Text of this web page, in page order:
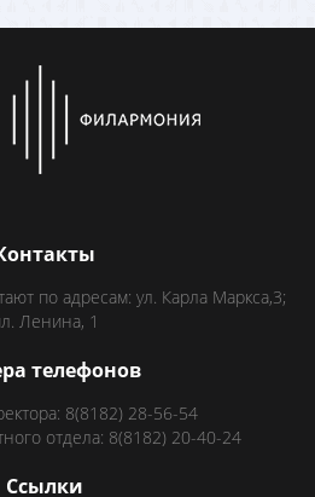
по адресам: ул. Карла Маркса,3;
Ленина, 1
телефонов
8(8182) 28-56-54
отдела: 8(8182) 20-40-24
Ссылки